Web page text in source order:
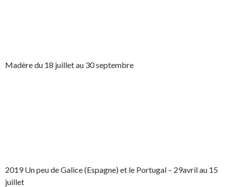
Madère du 18 juillet au 30 septembre
2019 Un peu de Galice (Espagne) et le Portugal – 29avril au 15
juillet